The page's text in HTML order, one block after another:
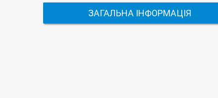
ЗАГАЛЬНА ІНФОРМАЦІЯ